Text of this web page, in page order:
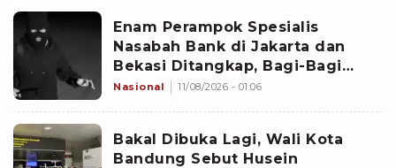
Enam Perampok Spesialis
Nasabah Bank di Jakarta dan
Bekasi Ditangkap, Bagi-Bagi
Tugas Terstruktur
Nasional 11/08/2026 - 01:06
Bakal Dibuka Lagi, Wali Kota
Bandung Sebut Husein